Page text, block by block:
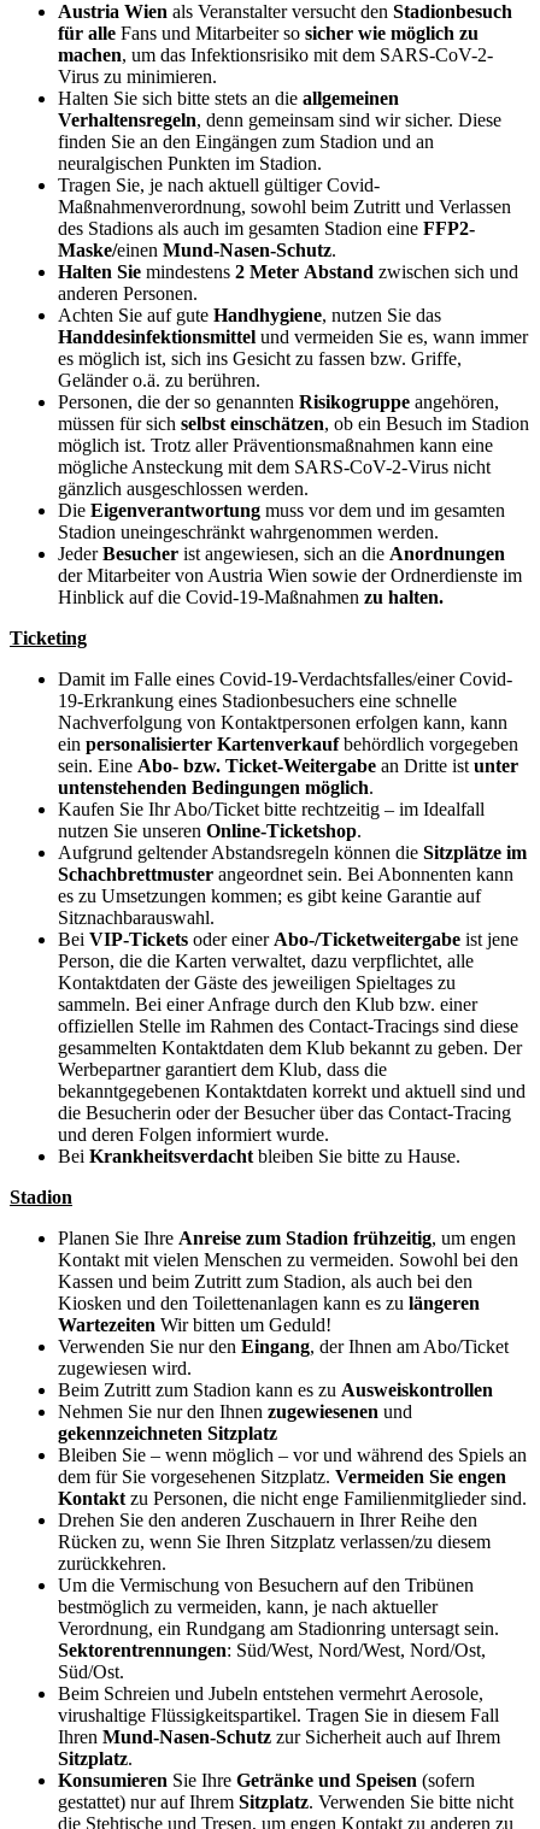
Austria Wien als Veranstalter versucht den Stadionbesuch
für alle Fans und Mitarbeiter so sicher wie möglich zu
machen, um das Infektionsrisiko mit dem SARS-CoV-2-
Virus zu minimieren.
Halten Sie sich bitte stets an die allgemeinen
Verhaltensregeln, denn gemeinsam sind wir sicher. Diese
finden Sie an den Eingängen zum Stadion und an
neuralgischen Punkten im Stadion.
Tragen Sie, je nach aktuell gültiger Covid-
Maßnahmenverordnung, sowohl beim Zutritt und Verlassen
des Stadions als auch im gesamten Stadion eine FFP2-
Maske/einen Mund-Nasen-Schutz.
Halten Sie mindestens 2 Meter Abstand zwischen sich und
anderen Personen.
Achten Sie auf gute Handhygiene, nutzen Sie das
Handdesinfektionsmittel und vermeiden Sie es, wann immer
es möglich ist, sich ins Gesicht zu fassen bzw. Griffe,
Geländer o.ä. zu berühren.
Personen, die der so genannten Risikogruppe angehören,
müssen für sich selbst einschätzen, ob ein Besuch im Stadion
möglich ist. Trotz aller Präventionsmaßnahmen kann eine
mögliche Ansteckung mit dem SARS-CoV-2-Virus nicht
gänzlich ausgeschlossen werden.
Die Eigenverantwortung muss vor dem und im gesamten
Stadion uneingeschränkt wahrgenommen werden.
JederBesucher ist angewiesen, sich an die Anordnungen
der Mitarbeiter von Austria Wien sowie der Ordnerdienste im
Hinblick auf die Covid-19-Maßnahmen zu halten.
Ticketing
Damit im Falle eines Covid-19-Verdachtsfalles/einer Covid-
19-Erkrankung eines Stadionbesuchers eine schnelle
Nachverfolgung von Kontaktpersonen erfolgen kann, kann
ein personalisierter Kartenverkaufbehördlich vorgegeben
sein. Eine Abo- bzw. Ticket-Weitergabe an Dritte istunter
untenstehenden Bedingungen möglich.
Kaufen Sie Ihr Abo/Ticket bitte rechtzeitig – im Idealfall
nutzen Sie unseren Online-Ticketshop.
Aufgrund geltender Abstandsregeln können die Sitzplätze im
Schachbrettmuster angeordnet sein. Bei Abonnenten kann
es zu Umsetzungen kommen; es gibt keine Garantie auf
Sitznachbarauswahl.
Bei VIP-Tickets oder einerAbo-/Ticketweitergabe ist jene
Person, die die Karten verwaltet, dazu verpflichtet, alle
Kontaktdaten der Gäste des jeweiligen Spieltages zu
sammeln. Bei einer Anfrage durch den Klub bzw. einer
offiziellen Stelle im Rahmen des Contact-Tracings sind diese
gesammelten Kontaktdaten dem Klub bekannt zu geben. Der
Werbepartner garantiert dem Klub, dass die
bekanntgegebenen Kontaktdaten korrekt und aktuell sind und
die Besucherin oder der Besucher über das Contact-Tracing
und deren Folgen informiert wurde.
Bei Krankheitsverdachtbleiben Sie bitte zu Hause.
Stadion
Planen Sie Ihre Anreise zum Stadion frühzeitig, um engen
Kontakt mit vielen Menschen zu vermeiden. Sowohl bei den
Kassen und beim Zutritt zum Stadion, als auch bei den
Kiosken und den Toilettenanlagen kann es zu längeren
Wartezeiten Wir bitten um Geduld!
Verwenden Sie nur den Eingang, der Ihnen am Abo/Ticket
zugewiesen wird.
Beim Zutritt zum Stadion kann es zu Ausweiskontrollen
Nehmen Sie nur den Ihnen zugewiesenen und
gekennzeichneten Sitzplatz
Bleiben Sie – wenn möglich – vor und während des Spiels an
dem für Sie vorgesehenen Sitzplatz. Vermeiden Sie engen
Kontaktzu Personen, die nicht enge Familienmitglieder sind.
Drehen Sie den anderen Zuschauern in Ihrer Reihe den
Rücken zu, wenn Sie Ihren Sitzplatz verlassen/zu diesem
zurückkehren.
Um die Vermischung von Besuchern auf den Tribünen
bestmöglich zu vermeiden, kann, je nach aktueller
Verordnung, ein Rundgang am Stadionring untersagt sein.
Sektorentrennungen: Süd/West, Nord/West, Nord/Ost,
Süd/Ost.
Beim Schreien und Jubeln entstehen vermehrt Aerosole,
virushaltige Flüssigkeitspartikel. Tragen Sie in diesem Fall
Ihren Mund-Nasen-Schutz zur Sicherheit auch auf Ihrem
Sitzplatz.
Konsumieren Sie Ihre Getränke und Speisen (sofern
gestattet) nur auf Ihrem Sitzplatz. Verwenden Sie bitte nicht
die Stehtische und Tresen, um engen Kontakt zu anderen zu